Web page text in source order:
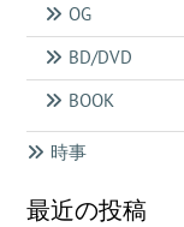
OG
BD/DVD
BOOK
時事
最近の投稿